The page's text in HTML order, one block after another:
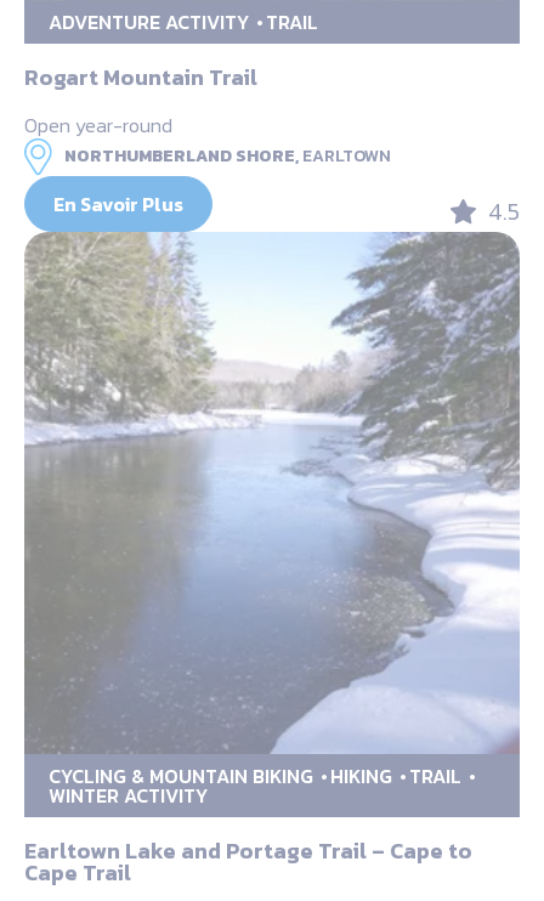
ADVENTURE ACTIVITY TRAIL
Rogart Mountain Trail
Open year-round
NORTHUMBERLAND SHORE,EARLTOWN
En Savoir Plus 4.5
CYCLING & MOUNTAIN BIKING HIKING TRAIL
WINTER ACTIVITY
Earltown Lake and Portage Trail – Cape to
Cape Trail